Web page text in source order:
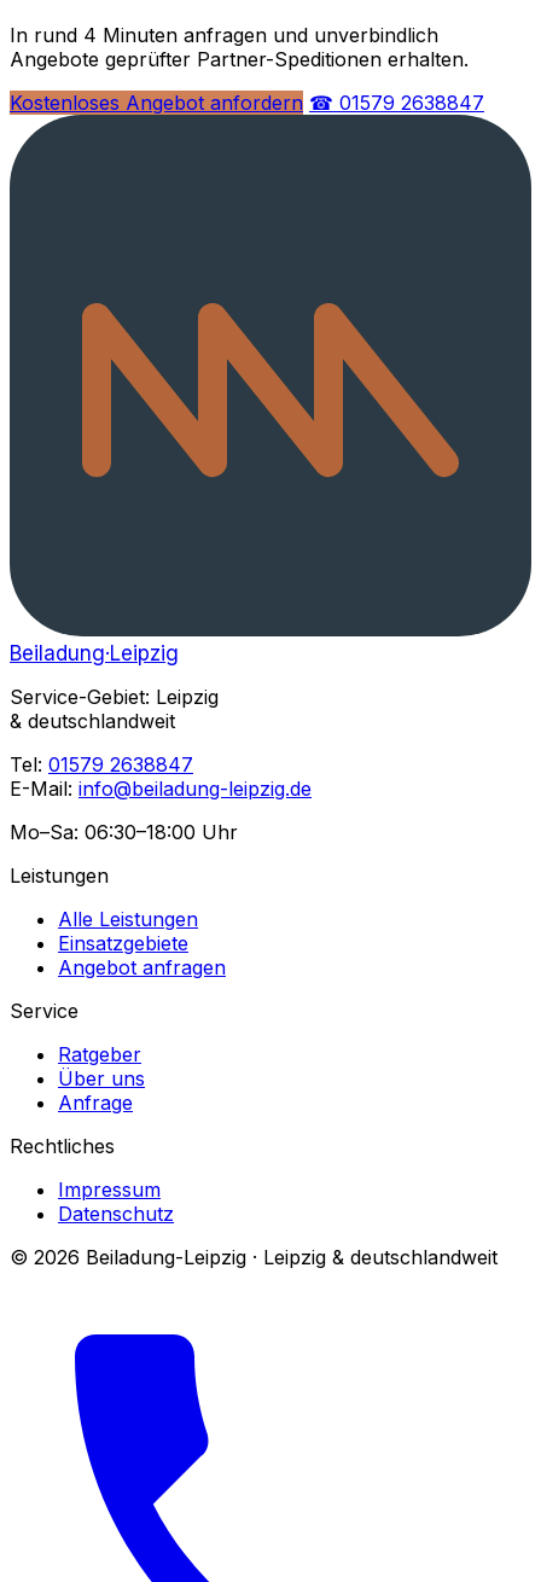
In rund 4 Minuten anfragen und unverbindlich
Angebote geprüfter Partner-Speditionen erhalten.
Kostenloses Angebot anfordern ☎ 01579 2638847
Beiladung·Leipzig
Service-Gebiet: Leipzig
& deutschlandweit
Tel: 01579 2638847
E-Mail: info@beiladung-leipzig.de
Mo–Sa: 06:30–18:00 Uhr
Leistungen
Alle Leistungen
Einsatzgebiete
Angebot anfragen
Service
Ratgeber
Über uns
Anfrage
Rechtliches
Impressum
Datenschutz
© 2026 Beiladung-Leipzig · Leipzig & deutschlandweit